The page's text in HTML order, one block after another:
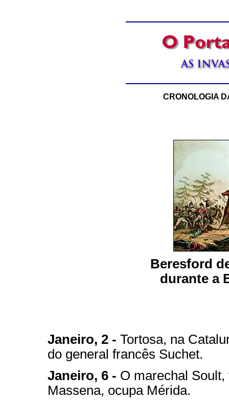
CRONOLOGIA
Beresford
durante a
Janeiro, 2 - Tortosa, na
do general francês Suchet.
Janeiro, 6 - O marechal
Massena, ocupa Mérida.